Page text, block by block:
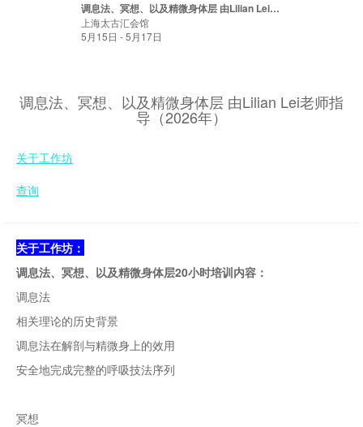
调息法、冥想、以及精微身体层 由Lilian Lei老师指导（2026年）
上海太古汇会馆
5月15日 - 5月17日
调息法、冥想、以及精微身体层 由Lilian Lei老师指
导（2026年）
关于工作坊
查询
关于工作坊：
调息法、冥想、以及精微身体层20小时培训内容：
调息法
相关理论的历史背景
调息法在解剖与精微身上的效用
安全地完成完整的呼吸技法序列
冥想